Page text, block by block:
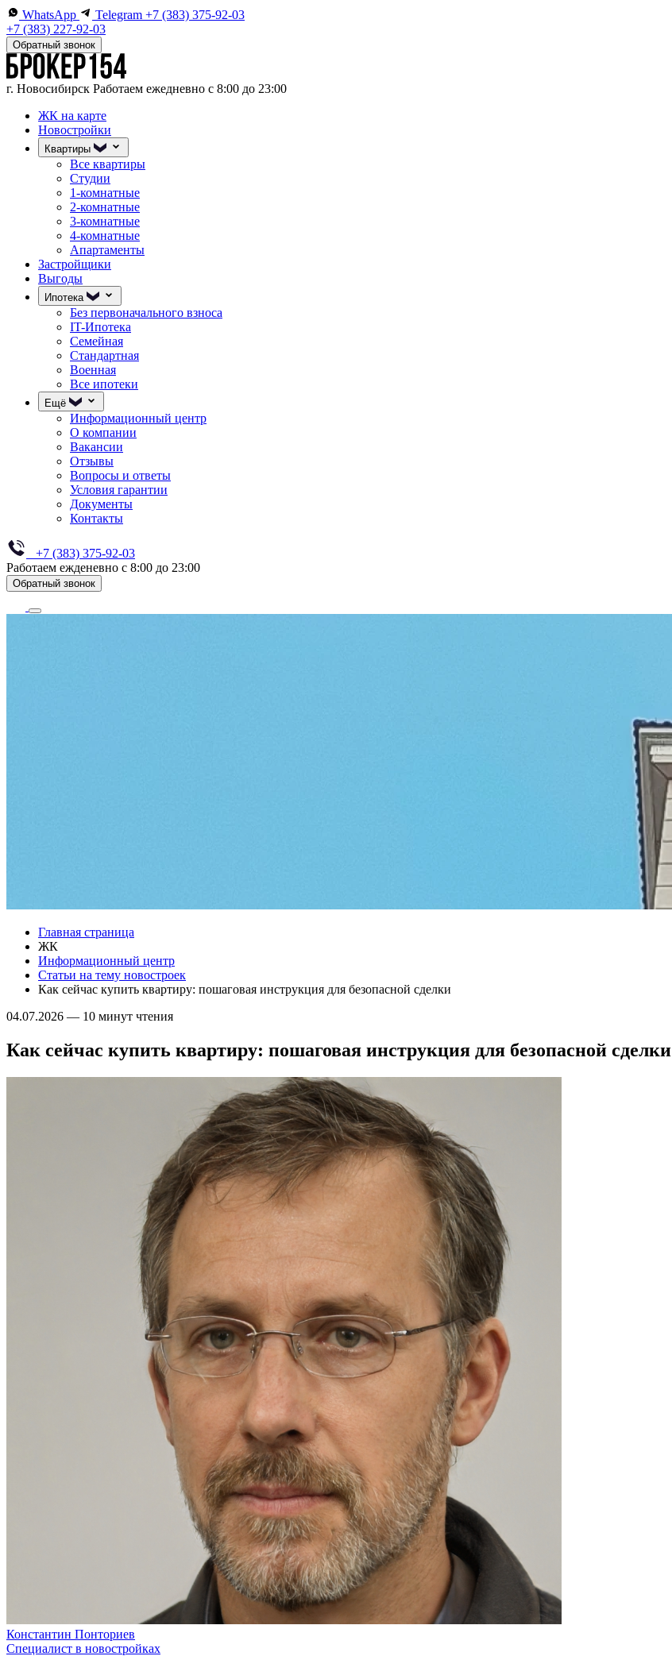
WhatsApp Telegram +7 (383) 375-92-03
+7 (383) 227-92-03
Обратный звонок
г. Новосибирск Работаем ежедневно с 8:00 до 23:00
ЖК на карте
Новостройки
Квартиры
Все квартиры
Студии
1-комнатные
2-комнатные
3-комнатные
4-комнатные
Апартаменты
Застройщики
Выгоды
Ипотека
Без первоначального взноса
IT-Ипотека
Семейная
Стандартная
Военная
Все ипотеки
Ещё
Информационный центр
О компании
Вакансии
Отзывы
Вопросы и ответы
Условия гарантии
Документы
Контакты
+7 (383) 375-92-03
Работаем ежденевно с 8:00 до 23:00
Обратный звонок
Главная страница
ЖК
Информационный центр
Статьи на тему новостроек
Как сейчас купить квартиру: пошаговая инструкция для безопасной сделки
04.07.2026 — 10 минут чтения
Как сейчас купить квартиру: пошаговая инструкция для безопасной сделки
Константин Понториев
Специалист в новостройках